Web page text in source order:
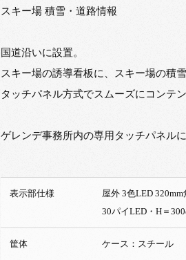
スキー場 積雪・道路情報
国道沿いに設置。
スキー場の誘導看板に、スキー場の積
タッチパネル方式でスムーズにコンテ
ゲレンデ事務所内の専用タッチパネル
表示部仕様
屋外 3
30パイLED・H＝
筐体 ケース：スチール